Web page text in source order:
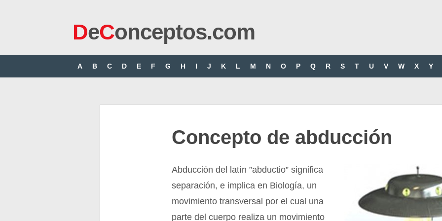
DeConceptos.com
A B C D E F G H I J K L M N O P Q R S T U V W X Y
Concepto de abducción
Abducción del latín ”abductio” significa
separación, e implica en Biología, un
movimiento transversal por el cual una
parte del cuerpo realiza un movimiento